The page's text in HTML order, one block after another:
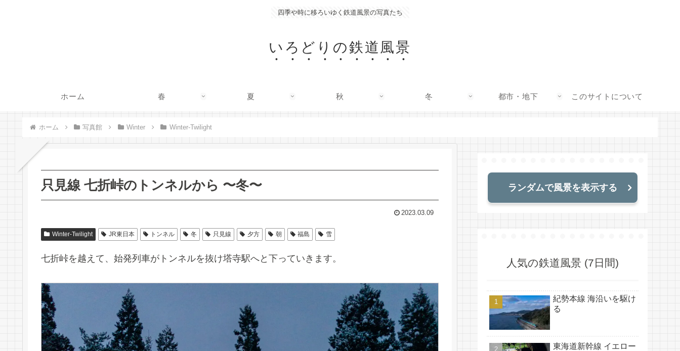
四季や時に移ろいゆく鉄道風景の写真たち
いろどりの鉄道風景
ホーム 春 夏 秋 冬 都市・地下 このサイトについて
ホーム 写真館 Winter Winter-Twilight
只見線 七折峠のトンネルから 〜冬〜
2023.03.09
Winter-Twilight JR東日本 トンネル 冬 只見線 夕方 朝 福島 雪
七折峠を越えて、始発列車がトンネルを抜け塔寺駅へと下っていきます。
ランダムで風景を表示する
人気の鉄道風景 (7日間)
紀勢本線 海沿いを駆け
る
東海道新幹線 イエロー